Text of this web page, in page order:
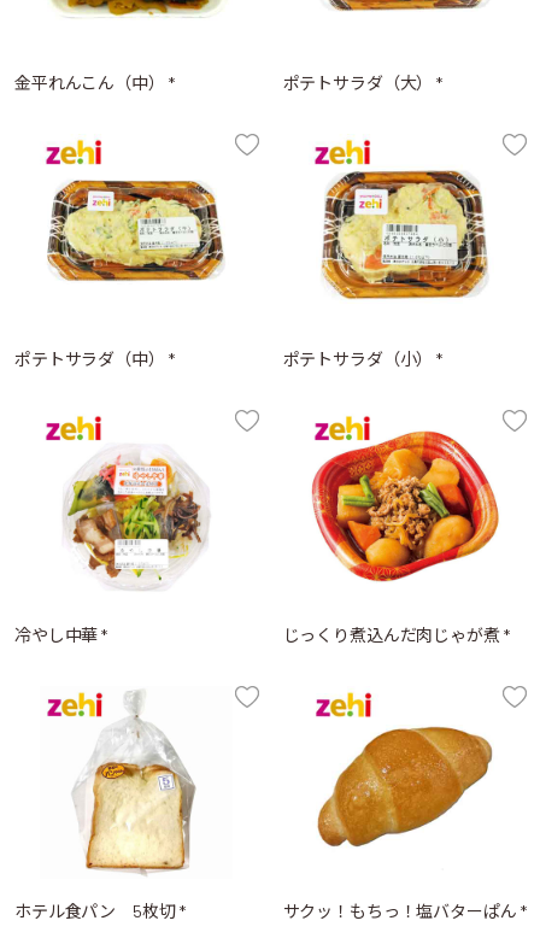
金平れんこん（中） * ポテトサラダ（大） *
ポテトサラダ（中） * ポテトサラダ（小） *
冷やし中華 * じっくり煮込んだ肉じゃが煮 *
ホテル食パン 5枚切 * サクッ！もちっ！塩バターぱん *